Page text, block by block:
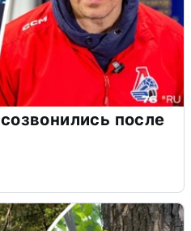
после